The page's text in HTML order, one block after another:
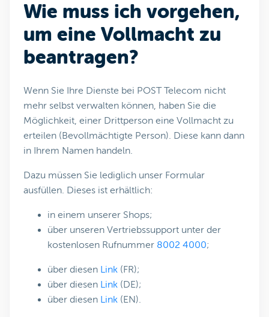
Wie muss ich vorgehen,
um eine Vollmacht zu
beantragen?
Wenn Sie Ihre Dienste bei POST Telecom nicht
mehr selbst verwalten können, haben Sie die
Möglichkeit, einer Drittperson eine Vollmacht zu
erteilen (Bevollmächtigte Person). Diese kann dann
in Ihrem Namen handeln.
Dazu müssen Sie lediglich unser Formular
ausfüllen. Dieses ist erhältlich:
in einem unserer Shops;
über unseren Vertriebssupport unter der
kostenlosen Rufnummer 8002 4000;
über diesen Link (FR);
über diesen Link (DE);
über diesen Link (EN).